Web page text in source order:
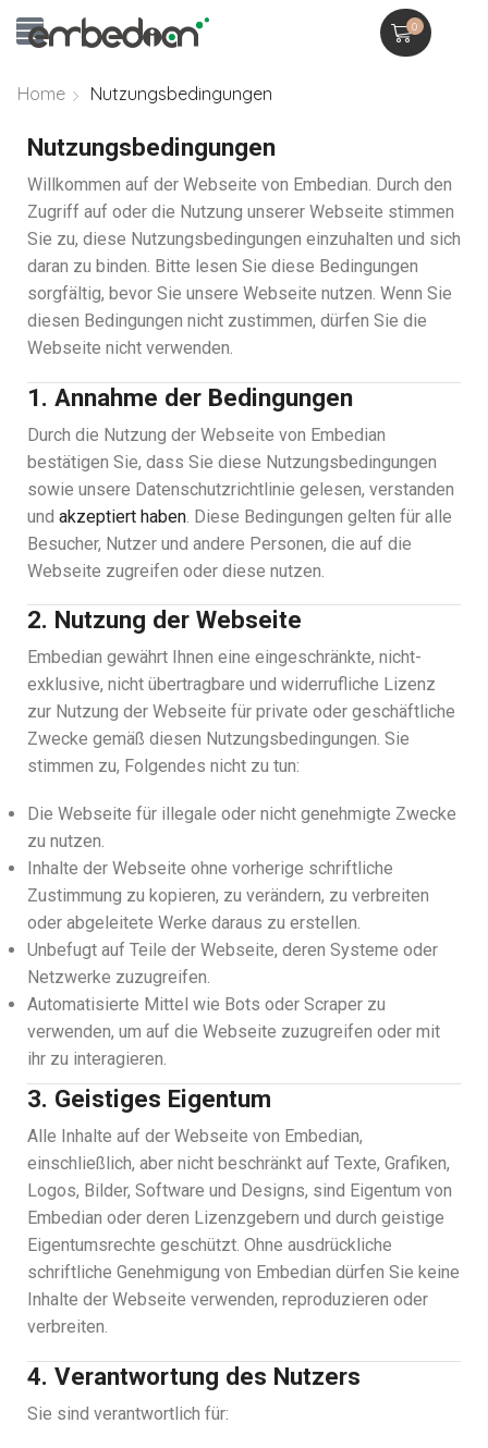
0
Home Nutzungsbedingungen
Nutzungsbedingungen
Willkommen auf der Webseite von Embedian. Durch den
Zugriff auf oder die Nutzung unserer Webseite stimmen
Sie zu, diese Nutzungsbedingungen einzuhalten und sich
daran zu binden. Bitte lesen Sie diese Bedingungen
sorgfältig, bevor Sie unsere Webseite nutzen. Wenn Sie
diesen Bedingungen nicht zustimmen, dürfen Sie die
Webseite nicht verwenden.
1. Annahme der Bedingungen
Durch die Nutzung der Webseite von Embedian
bestätigen Sie, dass Sie diese Nutzungsbedingungen
sowie unsere Datenschutzrichtlinie gelesen, verstanden
und akzeptiert haben . Diese Bedingungen gelten für alle
Besucher, Nutzer und andere Personen, die auf die
Webseite zugreifen oder diese nutzen.
2. Nutzung der Webseite
Embedian gewährt Ihnen eine eingeschränkte, nicht-
exklusive, nicht übertragbare und widerrufliche Lizenz
zur Nutzung der Webseite für private oder geschäftliche
Zwecke gemäß diesen Nutzungsbedingungen. Sie
stimmen zu, Folgendes nicht zu tun:
Die Webseite für illegale oder nicht genehmigte Zwecke
zu nutzen.
Inhalte der Webseite ohne vorherige schriftliche
Zustimmung zu kopieren, zu verändern, zu verbreiten
oder abgeleitete Werke daraus zu erstellen.
Unbefugt auf Teile der Webseite, deren Systeme oder
Netzwerke zuzugreifen.
Automatisierte Mittel wie Bots oder Scraper zu
verwenden, um auf die Webseite zuzugreifen oder mit
ihr zu interagieren.
3. Geistiges Eigentum
Alle Inhalte auf der Webseite von Embedian,
einschließlich, aber nicht beschränkt auf Texte, Grafiken,
Logos, Bilder, Software und Designs, sind Eigentum von
Embedian oder deren Lizenzgebern und durch geistige
Eigentumsrechte geschützt. Ohne ausdrückliche
schriftliche Genehmigung von Embedian dürfen Sie keine
Inhalte der Webseite verwenden, reproduzieren oder
verbreiten.
4. Verantwortung des Nutzers
Sie sind verantwortlich für: